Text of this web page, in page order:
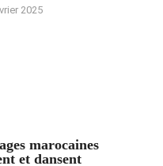
2025
marocaines
et dansent